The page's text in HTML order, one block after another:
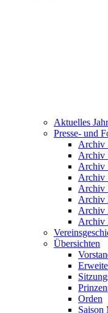
Aktuelles Jahr
Presse- und
Archiv
Archiv
Archiv
Archiv
Archiv
Archiv
Archiv
Archiv
Übersichten
Orden
Saison